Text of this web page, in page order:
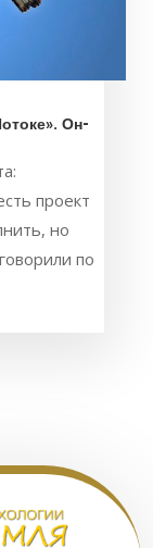
Он-
проект
но
по